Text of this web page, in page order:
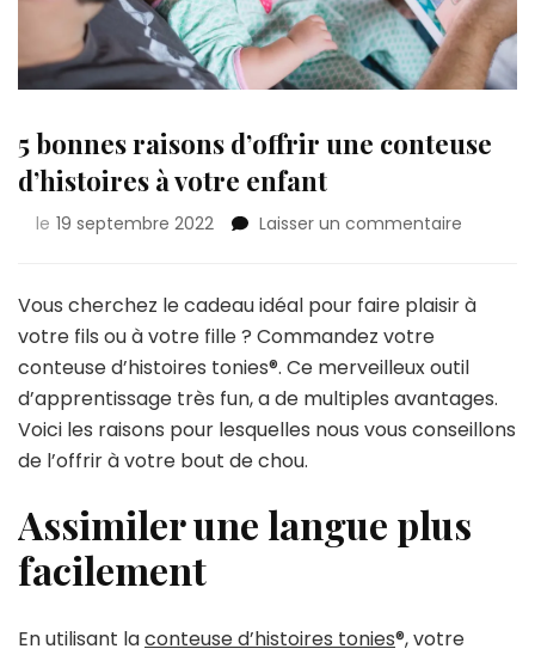
5 bonnes raisons d’offrir une conteuse
d’histoires à votre enfant
le 19 septembre 2022 Laisser un commentaire
raisons
à
Vous cherchez le cadeau idéal pour faire plaisir à
votre fils ou à votre fille ? Commandez votre
conteuse d’histoires tonies®. Ce merveilleux outil
d’apprentissage très fun, a de multiples avantages.
Voici les raisons pour lesquelles nous vous conseillons
de l’offrir à votre bout de chou.
Assimiler une langue plus
facilement
En utilisant laconteuse d’histoires tonies®, votre